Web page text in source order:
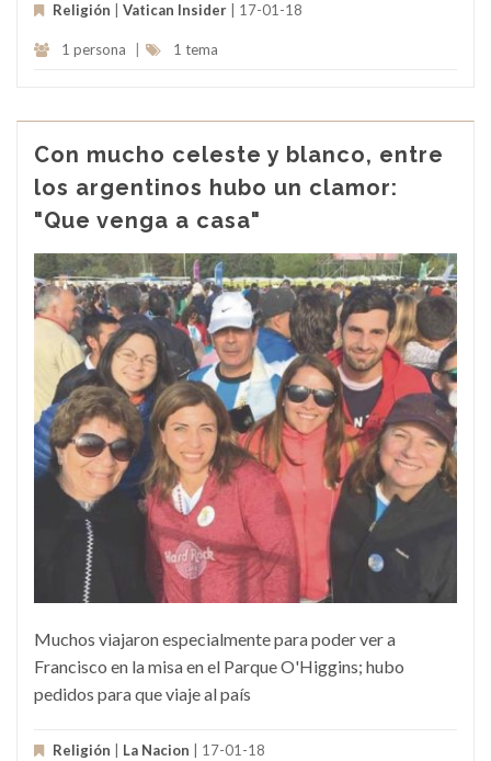
Religión Vatican Insider | 17-01-18
1 persona 1 tema
Con mucho celeste y blanco, entre
los argentinos hubo un clamor:
"Que venga a casa"
Muchos viajaron especialmente para poder ver a
Francisco en la misa en el Parque O'Higgins; hubo
pedidos para que viaje al país
Religión La Nacion | 17-01-18